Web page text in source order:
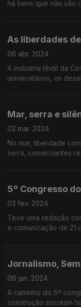
há bens que não são
As liberdades
06 abr. 2024
A indústria têxtil da
universitários, os
Mar, serra e
02 mar. 2024
No mar, liberdade
serra, comerciantes
5º Congresso
03 fev. 2024
Teve uma redação
e comunicação de 21
Jornalismo,
06 jan. 2024
A caminho do 5º
construção escutam